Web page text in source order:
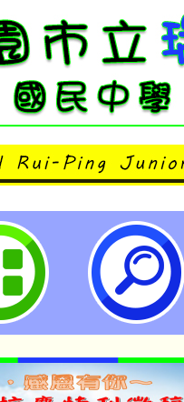
度公（政）務
金每一基數發
學